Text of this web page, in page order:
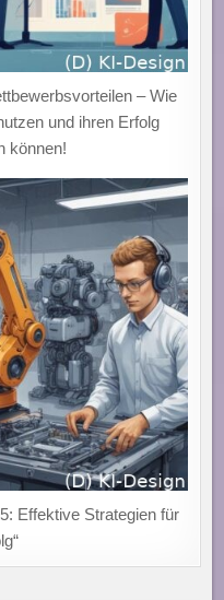
– Wie
und ihren Erfolg
können!
Effektive Strategien für